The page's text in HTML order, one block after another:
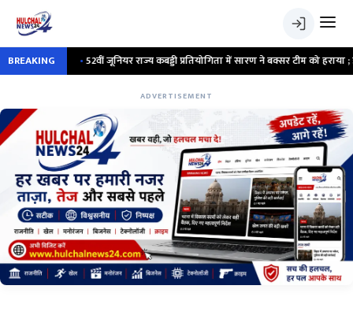
BREAKING
•52वीं जूनियर राज्य कबड्डी प्रतियोगिता में सारण ने बक्सर टीम को हराया ; डीएम ने किया
ADVERTISEMENT